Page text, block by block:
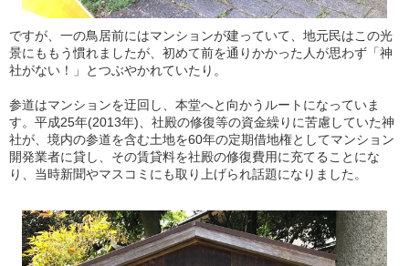
ですが、一の鳥居前にはマンションが建っていて、地元民はこの光
景にももう慣れましたが、初めて前を通りかかった人が思わず「神
社がない！」とつぶやかれていたり。
参道はマンションを迂回し、本堂へと向かうルートになっていま
す。平成25年(2013年)、社殿の修復等の資金繰りに苦慮していた神
社が、境内の参道を含む土地を60年の定期借地権としてマンション
開発業者に貸し、その賃貸料を社殿の修復費用に充てることにな
り、当時新聞やマスコミにも取り上げられ話題になりました。